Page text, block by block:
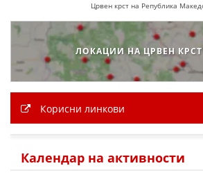
Црвен крст на Република
ЛОКАЦИИ НА ЦРВЕН
Корисни линкови
Календар на активности